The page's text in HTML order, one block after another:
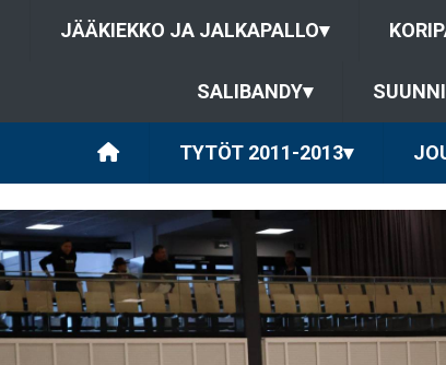
JÄÄKIEKKO JA JALKAPALLO▾
SALIBANDY▾
TYTÖT 2011-2013▾